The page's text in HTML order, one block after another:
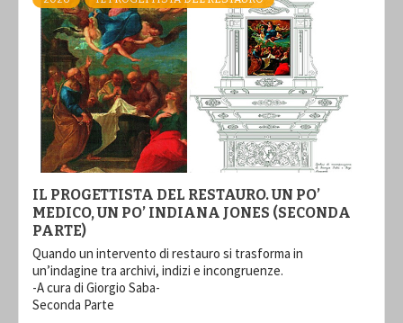
IL PROGETTISTA DEL RESTAURO. UN PO’
MEDICO, UN PO’ INDIANA JONES (SECONDA
PARTE)
Quando un intervento di restauro si trasforma in
un’indagine tra archivi, indizi e incongruenze.
-A cura di Giorgio Saba-
Seconda Parte